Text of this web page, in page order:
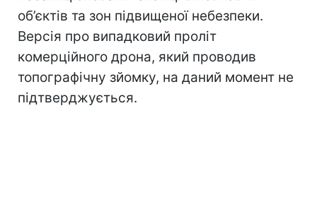
об’єктів та зон підвищеної небезпеки.
Версія про випадковий проліт
комерційного дрона, який проводив
топографічну зйомку, на даний момент не
підтверджується.